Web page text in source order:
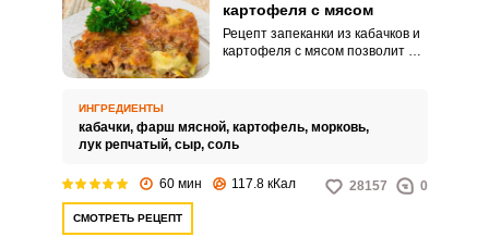
картофеля с мясом
Рецепт запеканки из кабачков и
картофеля с мясом позволит не
семейного обеда.
ИНГРЕДИЕНТЫ
кабачки, фарш мясной, картофель, морковь,
лук репчатый, сыр, соль
60 мин 117.8 кКал 28157 0
СМОТРЕТЬ РЕЦЕПТ